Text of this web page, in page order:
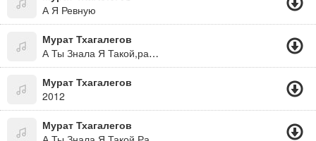
А Я Ревную
Мурат Тхагалегов
А Ты Знала Я Такой,равнодушный И Плохой*
Мурат Тхагалегов
2012
Мурат Тхагалегов